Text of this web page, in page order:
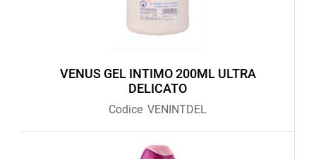
VENUS GEL INTIMO 200ML ULTRA
DELICATO
Codice VENINTDEL